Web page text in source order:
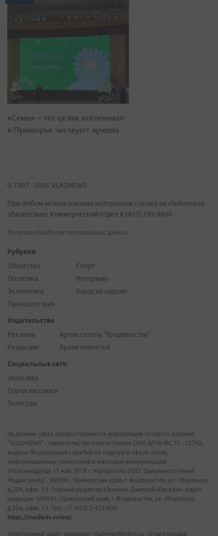
«Семья – это целая вселенная»:
в Приморье чествуют лучших
© 1997 - 2026 VLADNEWS
При любом использовании материалов ссылка на vladnews.ru
обязательна. Коммерческий отдел 8 (423) 249-8800
Политика обработки персональных данных
Рубрики
Общество
Политика
Экономика
Происшествия
Спорт
Интервью
Город на ладони
Издательство
Реклама
Редакция
Архив газеты "Владивосток"
Архив новостей
Социальные сети
vkontakte
Одноклассники
Телеграм
На данном сайте распространяется информация сетевого издания
"VLADNEWS" - свидетельство о регистрации СМИ ЭЛ № ФС 77 - 72742,
выдано Федеральной службой по надзору в сфере связи,
информационных технологий и массовых коммуникаций
(Роскомнадзор) 17 мая 2018 г. Учредитель ООО "Дальневосточный
Медиа Центр". 690091, Приморский край, г. Владивосток, ул. Уборевича,
д.20А, офис 13. Главный редактор Юркевич Дмитрий Юрьевич. Адрес
редакции: 690091, Приморский край, г. Владивосток, ул. Уборевича,
д.20А, офис 13. Тел.: +7 (423) 2-415-600.
https://mediadv.online/
Электронный адрес редакции: vladnews@inbox.ru. Отдел продаж